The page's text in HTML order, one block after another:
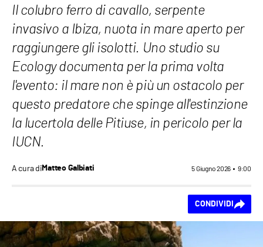
Il colubro ferro di cavallo, serpente
invasivo a Ibiza, nuota in mare aperto per
raggiungere gli isolotti. Uno studio su
Ecology documenta per la prima volta
l'evento: il mare non è più un ostacolo per
questo predatore che spinge all'estinzione
la lucertola delle Pitiuse, in pericolo per la
IUCN.
A cura diMatteo Galbiati 5 Giugno 2026 9:00
CONDIVIDI